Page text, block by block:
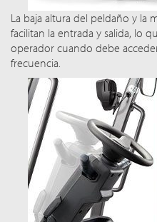
La baja altura del peldaño y la
facilitan la entrada y salida, lo
operador cuando debe
frecuencia.